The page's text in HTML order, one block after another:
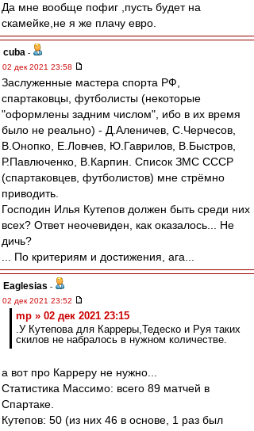
Да мне вообще пофиг ,пусть будет на
скамейке,не я же плачу евро.
cuba -
02 дек 2021 23:58
Заслуженные мастера спорта РФ,
спартаковцы, футболисты (некоторые
"оформлены задним числом", ибо в их время
было не реально) - Д.Аленичев, С.Черчесов,
В.Онопко, Е.Ловчев, Ю.Гаврилов, В.Быстров,
Р.Павлюченко, В.Карпин. Список ЗМС СССР
(спартаковцев, футболистов) мне стрёмно
приводить.
Господин Илья Кутепов должен быть среди них
всех? Ответ неочевиден, как оказалось... Не
дичь?
... По критериям и достижения, ага...
Eaglesias -
02 дек 2021 23:52
mp » 02 дек 2021 23:15
.У Кутепова для Карреры,Тедеско и Руя таких
скилов не набралось в нужном количестве.
а вот про Карреру не нужно...
Статистика Массимо: всего 89 матчей в
Спартаке.
Кутепов: 50 (из них 46 в основе, 1 раз был